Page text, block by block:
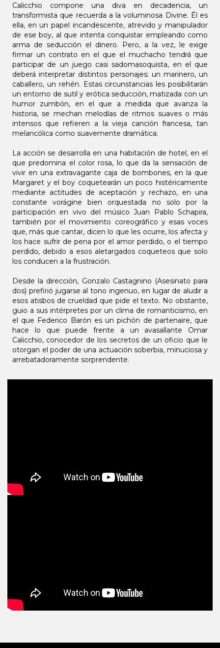
Calicchio compone una diva en decadencia, un
transformista que recuerda a la voluminosa Divine. Él es
ella, en un papel incandescente, atrevido y manipulador
de ese boy, al que intenta conquistar empleando como
arma de seducción el dinero. Pero, a la vez, le exige
firmar un contrato en el que el muchacho tendrá que
participar de un juego casi sadomasoquista, en el que
deberá interpretar distintos personajes: un marinero, un
caballero, un rehén. Estas circunstancias les posibilitarán
un entorno de sutil y erótica seducción, matizada con un
humor zumbón, en el que a medida que avanza la
historia, se mechan melodías de ritmos suaves o más
intensos que refieren a la vieja canción francesa, tan
melancólica como suavemente dramática.
La acción se desarrolla en una habitación de hotel, en el
que predomina el color rosa, lo que da la sensación de
vivir en una extravagante caja de bombones, en la que
Margaret y el boy coquetearán un poco histéricamente
mediante actitudes de aceptación y rechazo, en una
constante vorágine bien orquestada no solo por la
participación en vivo del músico Juan Pablo Schapira,
también por el movimiento coreográfico y esas voces
que, más que cantar, dicen lo que les ocurre, los afecta y
los hace sufrir de pena por el amor perdido, o el tiempo
perdido, debido a esos aletargados coqueteos que solo
los conducen a la frustración.
Desde la dirección, Gonzalo Castagnino (Asesinato para
dos) prefirió jugarse al tono ingenuo, en lugar de aludir a
esos atisbos de crueldad que pide el texto. No obstante,
guio a sus intérpretes por un clima de romanticismo, en
el que Federico Barón es un pichón de partenaire, que
hace lo que puede frente a un avasallante Omar
Calicchio, conocedor de los secretos de un oficio que le
otorgan el poder de una actuación soberbia, minuciosa y
arrebatadoramente sorprendente.